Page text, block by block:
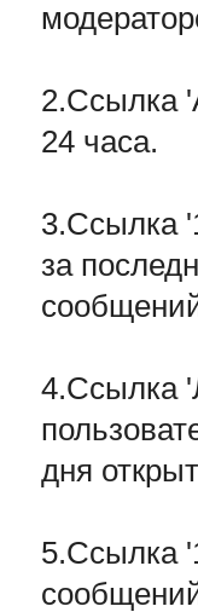
2.Ссылка
24 часа.
3.Ссылка
за
4.Ссылка
дня
5.Ссылка